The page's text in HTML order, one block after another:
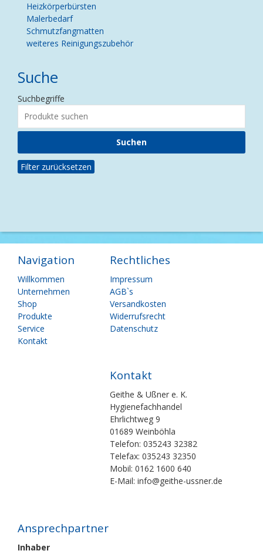
Heizkörperbürsten
Malerbedarf
Schmutzfangmatten
weiteres Reinigungszubehör
Suche
Suchbegriffe
Filter zurücksetzen
Navigation
Navigation
überspringen
Willkommen
Unternehmen
Shop
Produkte
Service
Kontakt
Rechtliches
Navigation
überspringen
Impressum
AGB`s
Versandkosten
Widerrufsrecht
Datenschutz
Kontakt
Geithe & Ußner e. K.
Hygienefachhandel
Ehrlichtweg 9
01689 Weinböhla
Telefon: 035243 32382
Telefax: 035243 32350
Mobil: 0162 1600 640
E-Mail: info@geithe-ussner.de
Ansprechpartner
Inhaber